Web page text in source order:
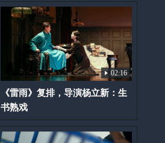
02:16
《雷雨》复排，导演杨立新：生
书熟戏